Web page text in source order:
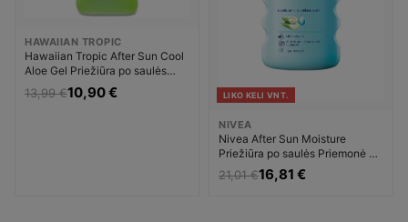
HAWAIIAN TROPIC
Hawaiian Tropic After Sun Cool
Aloe Gel Priežiūra po saulės
Priemonė po įdegio Unisex
13,99 €10,90 € LIKO KELI VNT.
NIVEA
Nivea After Sun Moisture
Priežiūra po saulės Priemonė po
įdegio Unisex
21,01 €16,81 €